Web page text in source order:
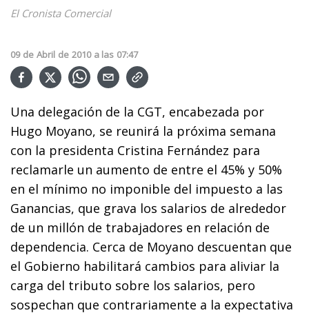
El Cronista Comercial
09 de Abril de 2010 a las 07:47
Una delegación de la CGT, encabezada por
Hugo Moyano, se reunirá la próxima semana
con la presidenta Cristina Fernández para
reclamarle un aumento de entre el 45% y 50%
en el mínimo no imponible del impuesto a las
Ganancias, que grava los salarios de alrededor
de un millón de trabajadores en relación de
dependencia. Cerca de Moyano descuentan que
el Gobierno habilitará cambios para aliviar la
carga del tributo sobre los salarios, pero
sospechan que contrariamente a la expectativa